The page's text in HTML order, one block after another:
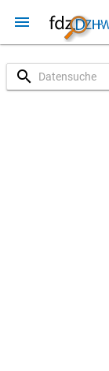
menu
search